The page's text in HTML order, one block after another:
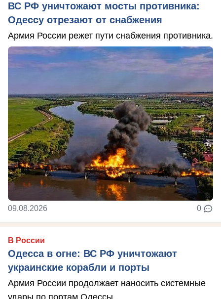
ВС РФ уничтожают мосты противника:
Одессу отрезают от снабжения
Армия России режет пути снабжения противника.
09.08.2026 0
В России
Одесса в огне: ВС РФ уничтожают
украинские корабли и порты
Армия России продолжает наносить системные
удары по портам Одессы.